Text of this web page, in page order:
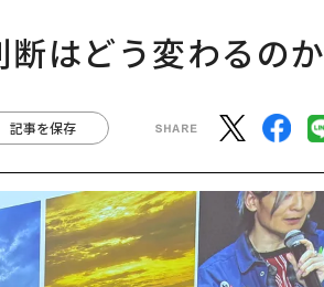
断はどう変わるのか
記事を保存